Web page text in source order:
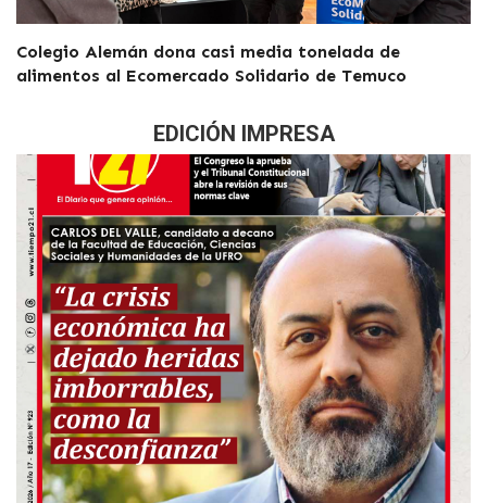
Colegio Alemán dona casi media tonelada de
alimentos al Ecomercado Solidario de Temuco
EDICIÓN IMPRESA